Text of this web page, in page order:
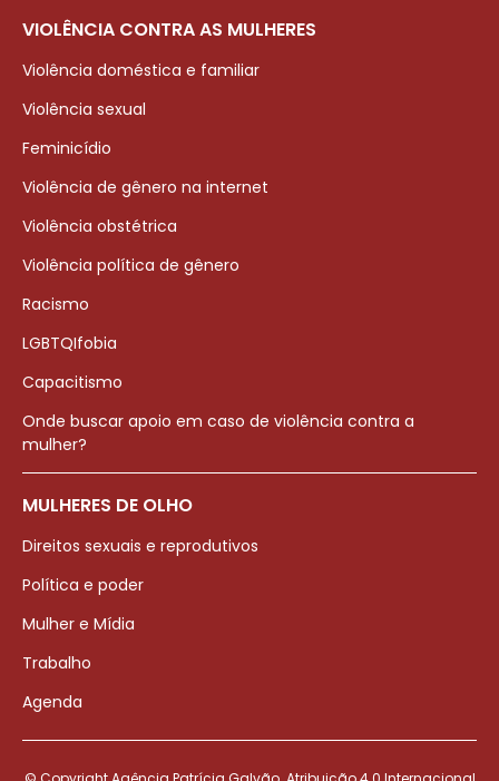
VIOLÊNCIA CONTRA AS MULHERES
Violência doméstica e familiar
Violência sexual
Feminicídio
Violência de gênero na internet
Violência obstétrica
Violência política de gênero
Racismo
LGBTQIfobia
Capacitismo
Onde buscar apoio em caso de violência contra a
mulher?
MULHERES DE OLHO
Direitos sexuais e reprodutivos
Política e poder
Mulher e Mídia
Trabalho
Agenda